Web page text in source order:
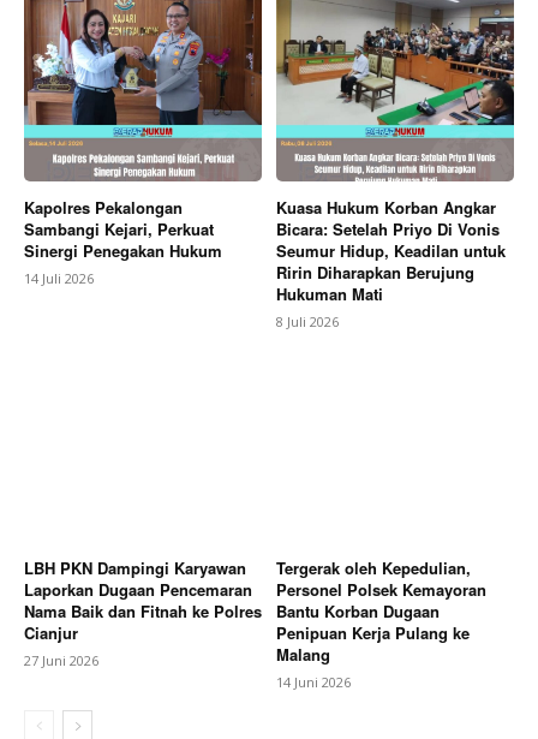
Kapolres Pekalongan
Sambangi Kejari, Perkuat
Sinergi Penegakan Hukum
14 Juli 2026
Kuasa Hukum Korban Angkar
Bicara: Setelah Priyo Di Vonis
Seumur Hidup, Keadilan untuk
Ririn Diharapkan Berujung
Hukuman Mati
8 Juli 2026
LBH PKN Dampingi Karyawan
Laporkan Dugaan Pencemaran
Nama Baik dan Fitnah ke Polres
Cianjur
27 Juni 2026
Tergerak oleh Kepedulian,
Personel Polsek Kemayoran
Bantu Korban Dugaan
Penipuan Kerja Pulang ke
Malang
14 Juni 2026